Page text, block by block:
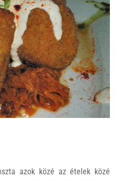
azok közé az ételek közé